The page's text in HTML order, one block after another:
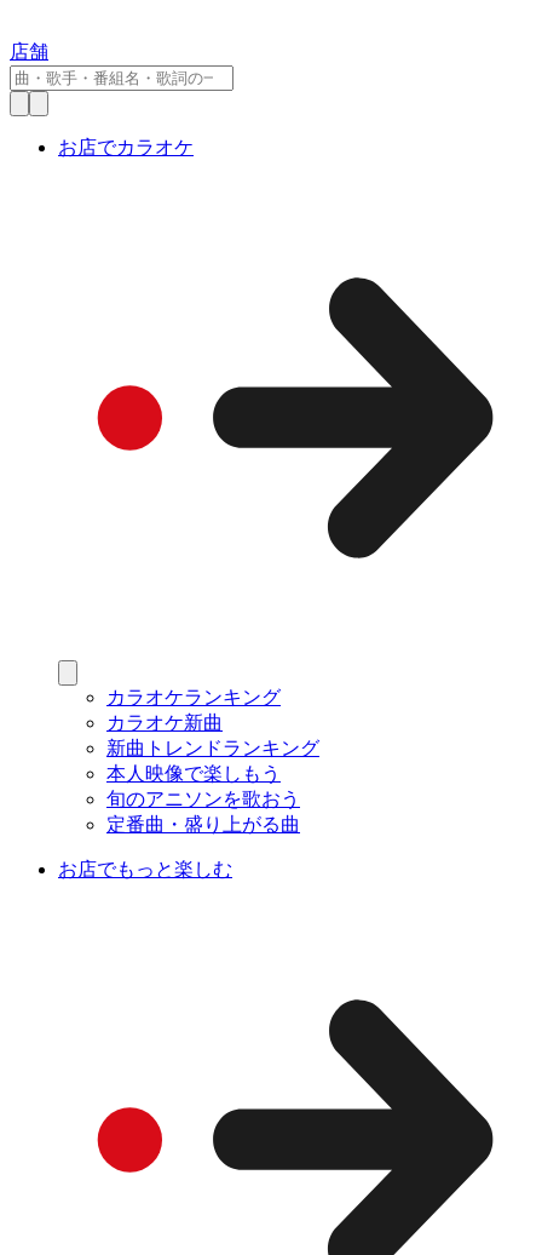
店舗
お店でカラオケ
カラオケランキング
カラオケ新曲
新曲トレンドランキング
本人映像で楽しもう
旬のアニソンを歌おう
定番曲・盛り上がる曲
お店でもっと楽しむ